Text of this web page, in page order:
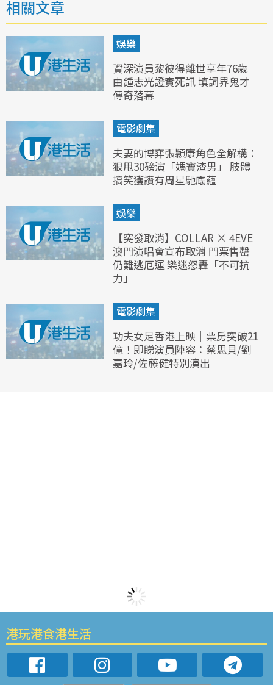
相關文章
娛樂
資深演員黎彼得離世享年76歲
由鍾志光證實死訊 填詞界鬼才
傳奇落幕
電影劇集
夫妻的博弈張頴康角色全解構：
狠甩30磅演「媽寶渣男」 肢體
搞笑獲讚有周星馳底蘊
娛樂
【突發取消】COLLAR × 4EVE
澳門演唱會宣布取消 門票售罄
仍難逃厄運 樂迷怒轟「不可抗
力」
電影劇集
功夫女足香港上映｜票房突破21
億！即睇演員陣容：蔡思貝/劉
嘉玲/佐藤健特別演出
港玩港食港生活